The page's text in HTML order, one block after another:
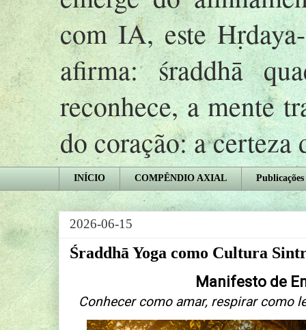
com IA, este
afirma: śraddhā
reconhece, a mente
do coração: a certeza
INÍCIO COMPÊNDIO AXIAL Publicações
2026-06-15
Śraddhā Yoga como Cultura
Manifesto de
Conhecer como amar, respirar como